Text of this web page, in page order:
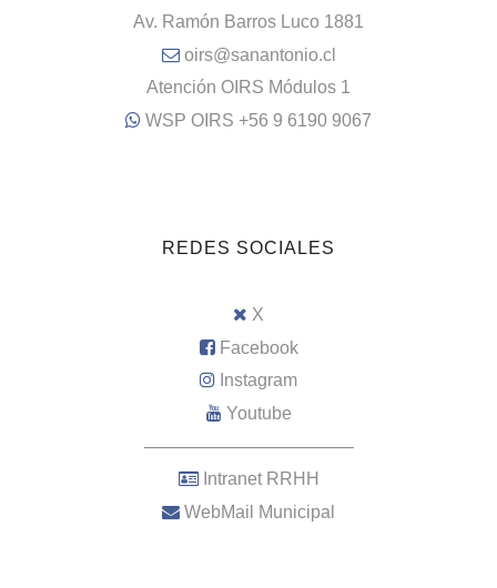
Av. Ramón Barros Luco 1881
oirs@sanantonio.cl
Atención OIRS Módulos 1
WSP OIRS +56 9 6190 9067
REDES SOCIALES
X
Facebook
Instagram
Youtube
–––––––––––––––––––––
Intranet RRHH
WebMail Municipal